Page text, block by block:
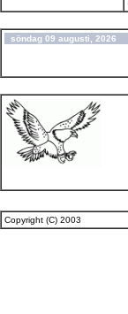
söndag 09 augusti, 2026
Copyright (C) 2003